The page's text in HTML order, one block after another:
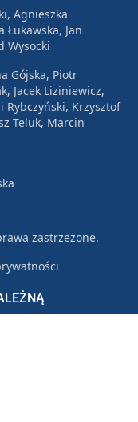
Agnieszka
Łukawska, Jan
Wysocki
Gójska, Piotr
Jacek Liziniewicz,
Rybczyński, Krzysztof
Teluk, Marcin
zastrzeżone.